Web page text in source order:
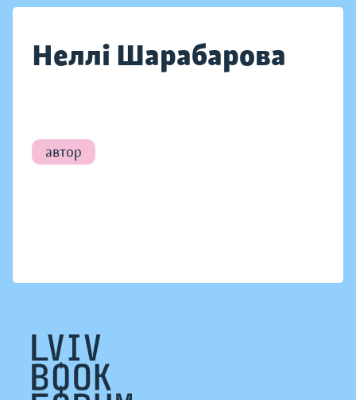
Неллі Шарабарова
автор